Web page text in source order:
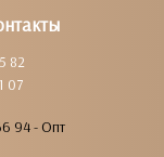
82
07
94 - Опт